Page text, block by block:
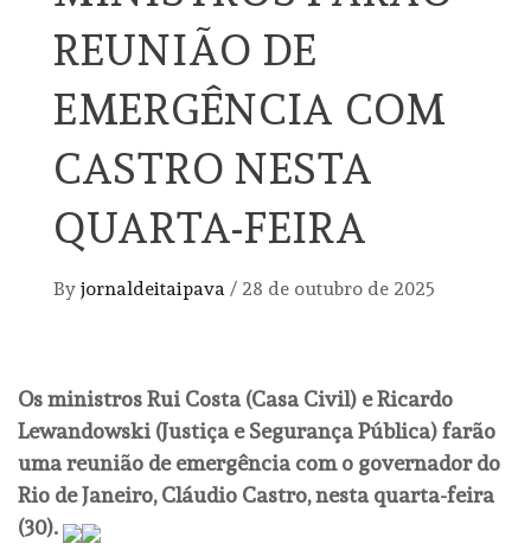
REUNIÃO DE
EMERGÊNCIA COM
CASTRO NESTA
QUARTA-FEIRA
By jornaldeitaipava / 28 de outubro de 2025
Os ministros Rui Costa (Casa Civil) e Ricardo
Lewandowski (Justiça e Segurança Pública) farão
uma reunião de emergência com o governador do
Rio de Janeiro, Cláudio Castro, nesta quarta-feira
(30).